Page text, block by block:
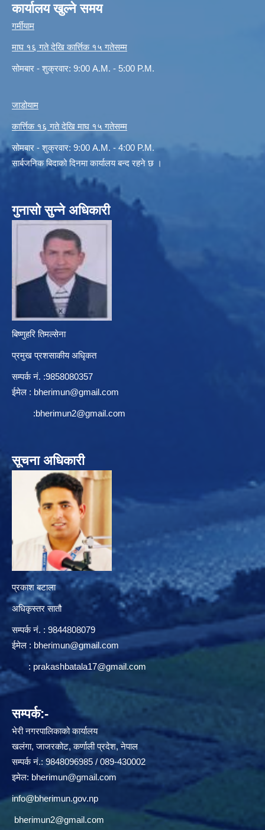
कार्यालय खुल्ने समय
गर्मीयाम
माघ १६ गते देखि कार्त्तिक १५ गतेसम्म
सोमबार - शुक्रवार: 9:00 A.M. - 5:00 P.M.
जाडोयाम
कार्त्तिक १६ गते देखि माघ १५ गतेसम्म
सोमबार - शुक्रवार: 9:00 A.M. - 4:00 P.M.
सार्बजनिक बिदाको दिनमा कार्यालय बन्द रहने छ ।
गुनासो सुन्ने अधिकारी
बिष्णुहरि तिमल्सेना
प्रमुख प्रशसाकीय अधिृकत
सम्पर्क न‌ं. :9858080357
ईमेल : bherimun@gmail.com
:bherimun2@gmail.com
सूचना अधिकारी
प्रकाश बटाला
अधिकृस्तर सातौ
सम्पर्क न‌ं. : 9844808079
ईमेल : bherimun@gmail.com
: prakashbatala17@gmail.com
सम्पर्क:-
भेरी नगरपालिकाको कार्यालय
खलंगा, जाजरकोट, कर्णाली प्रदेश, नेपाल
सम्पर्क नं.: 9848096985 / 089-430002
इमेल: bherimun@gmail.com
info@bherimun.gov.np
bherimun2@gmail.com